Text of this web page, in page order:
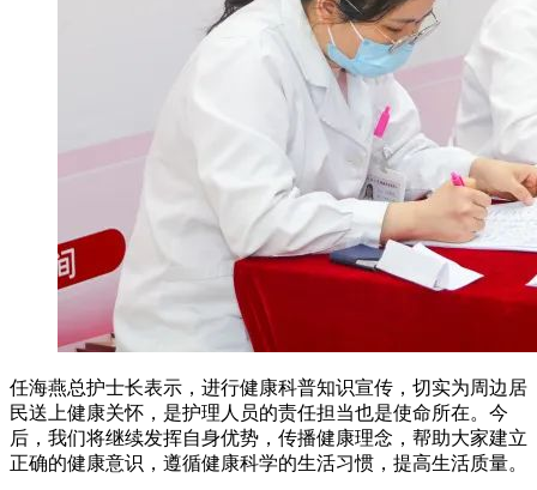
任海燕总护士长表示，进行健康科普知识宣传，切实为周边居
民送上健康关怀，是护理人员的责任担当也是使命所在。今
后，我们将继续发挥自身优势，传播健康理念，帮助大家建立
正确的健康意识，遵循健康科学的生活习惯，提高生活质量。